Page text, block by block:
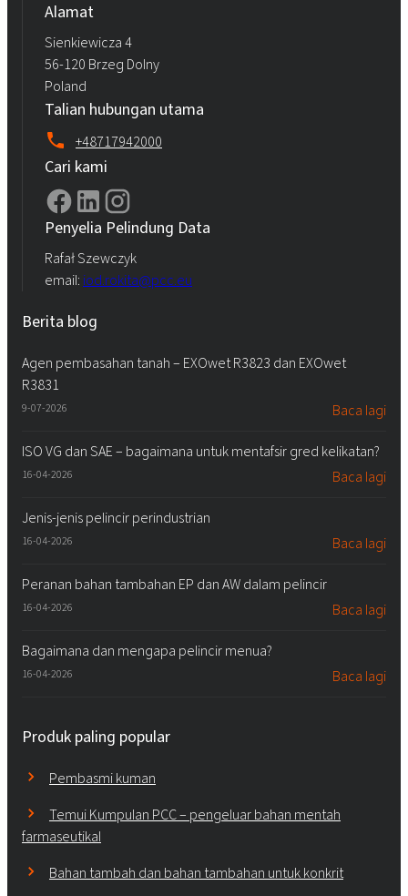
Alamat
Sienkiewicza 4
56-120 Brzeg Dolny
Poland
Talian hubungan utama
+48717942000
Cari kami
Penyelia Pelindung Data
Rafał Szewczyk
email: iod.rokita@pcc.eu
Berita blog
Agen pembasahan tanah – EXOwet R3823 dan EXOwet
R3831
9-07-2026 Baca lagi
ISO VG dan SAE – bagaimana untuk mentafsir gred kelikatan?
16-04-2026 Baca lagi
Jenis-jenis pelincir perindustrian
16-04-2026 Baca lagi
Peranan bahan tambahan EP dan AW dalam pelincir
16-04-2026 Baca lagi
Bagaimana dan mengapa pelincir menua?
16-04-2026 Baca lagi
Produk paling popular
Pembasmi kuman
Temui Kumpulan PCC – pengeluar bahan mentah
farmaseutikal
Bahan tambah dan bahan tambahan untuk konkrit